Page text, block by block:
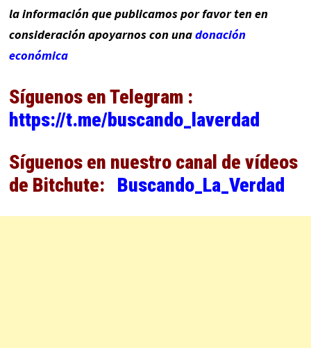
la información que publicamos por favor ten en
consideración apoyarnos con unadonación
económica
Síguenos en Telegram :
https://t.me/buscando_laverdad
Síguenos en nuestro canal de vídeos
de Bitchute: Buscando_La_Verdad